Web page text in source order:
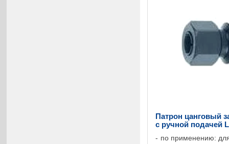
Патрон цанговый
с ручной подачей
по применению: